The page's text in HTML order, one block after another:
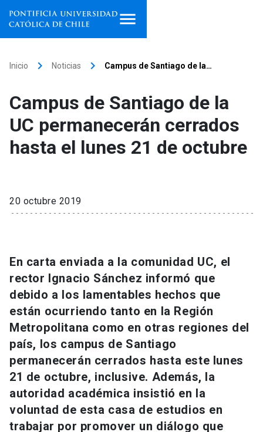
Facultades, escuelas e
institutos
Investigación
Extensión
Universidad
Información para keyboard_arrow_down
Futuros estudiantes
Estudiantes
Académicos
Personal
Go to english site launch
ACCESOS DIRECTOS
Admisión launch
Mi Cuenta UC launch
Inicio keyboard_arrow_right Noticias keyboard_arrow_right Campus de Santiago de la…
Campus de Santiago de la
UC permanecerán cerrados
hasta el lunes 21 de octubre
20 octubre 2019
En carta enviada a la comunidad UC, el
rector Ignacio Sánchez informó que
debido a los lamentables hechos que
están ocurriendo tanto en la Región
Metropolitana como en otras regiones del
país, los campus de Santiago
permanecerán cerrados hasta este lunes
21 de octubre, inclusive. Además, la
autoridad académica insistió en la
voluntad de esta casa de estudios en
trabajar por promover un diálogo que